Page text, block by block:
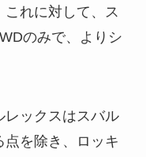
れに対して、ス
のみで、よりシ
レックスはスバル
を除き、ロッキ